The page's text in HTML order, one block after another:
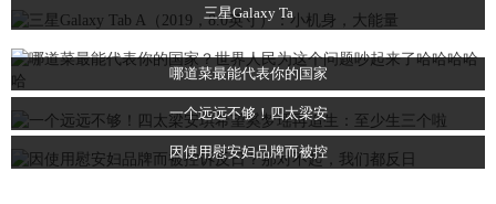
三星Galaxy Ta
哪道菜最能代表你的国家
一个远远不够！四太梁安
因使用慰安妇品牌而被控